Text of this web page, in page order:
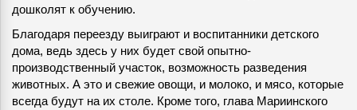
дошколят к обучению.
Благодаря переезду выиграют и воспитанники детского
дома, ведь здесь у них будет свой опытно-
производственный участок, возможность разведения
животных. А это и свежие овощи, и молоко, и мясо, которые
всегда будут на их столе. Кроме того, глава Мариинского